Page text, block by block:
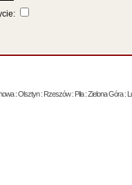
: Olsztyn : Rzeszów : Piła : Zielona Góra :